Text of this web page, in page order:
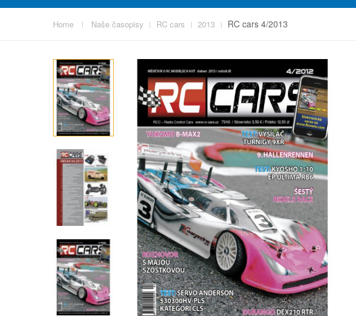
Home Naše časopisy RC cars 2013 RC cars 4/2013